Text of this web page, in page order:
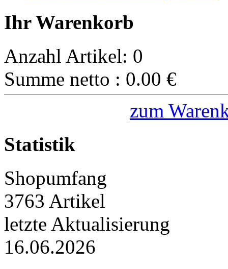
Ihr Warenkorb
Anzahl Artikel: 0
Summe netto : 0.00 €
zum
Statistik
Shopumfang
3763 Artikel
letzte Aktualisierung
16.06.2026